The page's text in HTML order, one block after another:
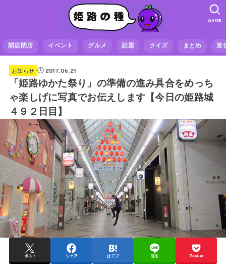
開店閉店 イベント グルメ 話題 クイズ まとめ 宣
SEARCH
お知らせ 2017.06.21
「姫路ゆかた祭り」の準備の進み具合をめっち
ゃ楽しげに写真でお伝えします【今日の姫路城
４９２日目】
ポスト シェア はてブ 送る Pocket